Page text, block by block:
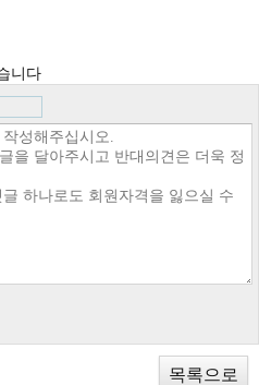
니다
목록으로